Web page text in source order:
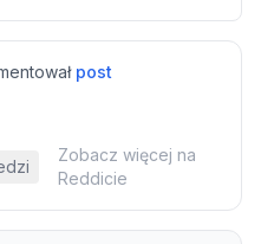
post
Zobacz więcej na
Reddicie